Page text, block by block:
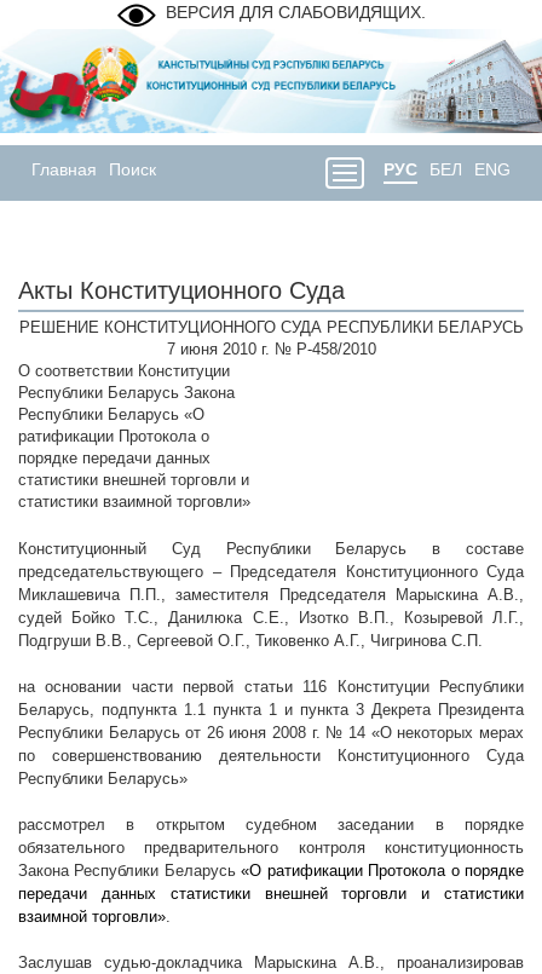
ВЕРСИЯ ДЛЯ СЛАБОВИДЯЩИХ.
Главная Поиск РУС БЕЛ ENG
Акты Конституционного Суда
РЕШЕНИЕ КОНСТИТУЦИОННОГО СУДА РЕСПУБЛИКИ БЕЛАРУСЬ
7 июня 2010 г. № Р-458/2010
О соответствии Конституции
Республики Беларусь Закона
Республики Беларусь «О
ратификации Протокола о
порядке передачи данных
статистики внешней торговли и
статистики взаимной торговли»
Конституционный Суд Республики Беларусь в составе
председательствующего – Председателя Конституционного Суда
Миклашевича П.П., заместителя Председателя Марыскина А.В.,
судей Бойко Т.С., Данилюка С.Е., Изотко В.П., Козыревой Л.Г.,
Подгруши В.В., Сергеевой О.Г., Тиковенко А.Г., Чигринова С.П.
на основании части первой статьи 116 Конституции Республики
Беларусь, подпункта 1.1 пункта 1 и пункта 3 Декрета Президента
Республики Беларусь от 26 июня 2008 г. № 14 «О некоторых мерах
по совершенствованию деятельности Конституционного Суда
Республики Беларусь»
рассмотрел в открытом судебном заседании в порядке
обязательного предварительного контроля конституционность
Закона Республики Беларусь«О ратификации Протокола о порядке
передачи данных статистики внешней торговли и статистики
взаимной торговли».
Заслушав судью-докладчика Марыскина А.В., проанализировав